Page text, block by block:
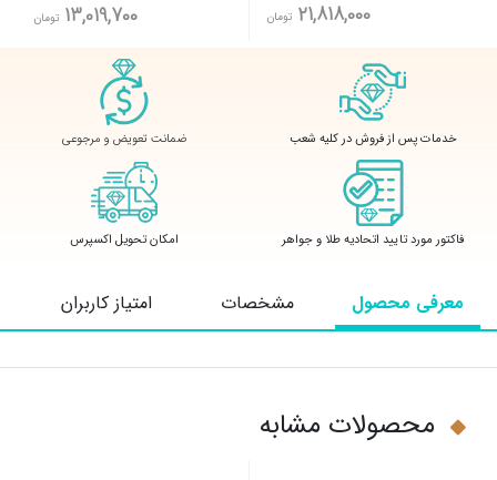
21,818,000 تومان 13,019,700 تومان
خدمات پس از فروش در کلیه شعب ضمانت تعویض و مرجوعی
فاکتور مورد تایید اتحادیه طلا و جواهر امکان تحویل اکسپرس
معرفی محصول مشخصات امتیاز کاربران
محصولات مشابه